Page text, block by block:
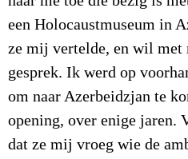
een Holocaustmuseum in
ze mij vertelde, en wil met
gesprek. Ik werd op
om naar Azerbeidzjan te
opening, over enige jaren.
dat ze mij vroeg wie de